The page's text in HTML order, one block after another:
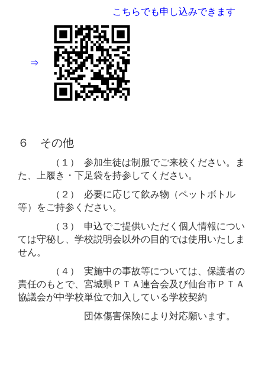
こちらでも申し込みできます
⇒
６ その他
（１） 参加生徒は制服でご来校ください。ま
た、上履き・下足袋を持参してください。
（２） 必要に応じて飲み物（ペットボトル
等）をご持参ください。
（３） 申込でご提供いただく個人情報につい
ては守秘し、学校説明会以外の目的では使用いたしま
せん。
（４） 実施中の事故等については、保護者の
責任のもとで、宮城県ＰＴＡ連合会及び仙台市ＰＴＡ
協議会が中学校単位で加入している学校契約
団体傷害保険により対応願います。